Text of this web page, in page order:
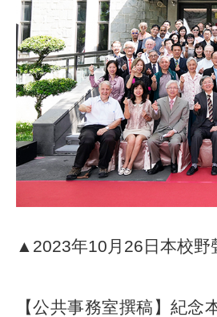
▲2023年10月26日本校野
【公共事務室撰稿】紀